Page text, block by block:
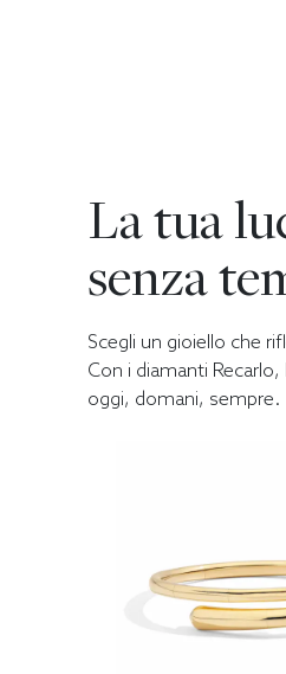
La tua
senza
Scegli un gioiello che
Con i diamanti
oggi, domani, sempre.